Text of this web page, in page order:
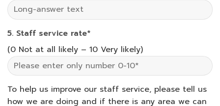
5. Staff service rate*
(0 Not at all likely – 10 Very likely)
To help us improve our staff service, please tell us
how we are doing and if there is any area we can